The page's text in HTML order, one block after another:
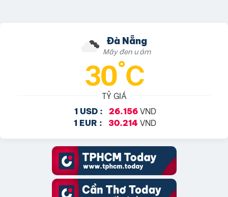
Đà Nẵng
Mây đen u ám
30°C
TỶ GIÁ
1 USD : 26.156VND
1 EUR : 30.214 VND